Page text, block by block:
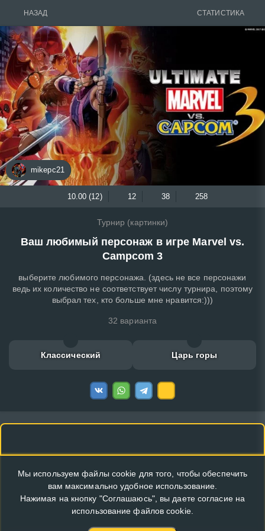
НАЗАД СТАТИСТИКА
mikepc21
10.00 (12) 12 38 258
Турнир (картинки)
Ваш любимый персонаж в игре Marvel vs.
Campcom 3
выберите любимого персонажа. (здесь не все персонажи
ведь их количество не соответствует числу турнира, поэтому
выбрал тех, кто больше мне нравится:)))
32 варианта
Классический Царь горы
Мы используем файлы cookie для того, чтобы обеспечить
вам максимально удобное использование.
Нажимая на кнопку "Соглашаюсь", вы даете согласие на
использование файлов cookie.